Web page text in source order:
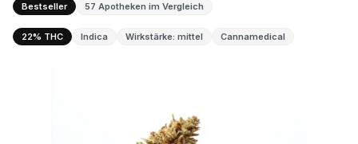
Bestseller
57 Apotheken im Vergleich
22% THC Indica Wirkstärke: mittel Cannamedical